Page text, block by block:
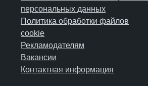
персональных данных
Политика обработки файлов
cookie
Рекламодателям
Вакансии
Контактная информация